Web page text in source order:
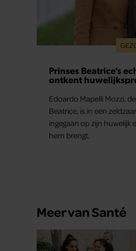
Prinses Beatrice’s
ontkent
Edoardo Mapelli Mozzi,
Beatrice, is in een
ingegaan op zijn huwelijk
hem brengt.
Meer van Santé